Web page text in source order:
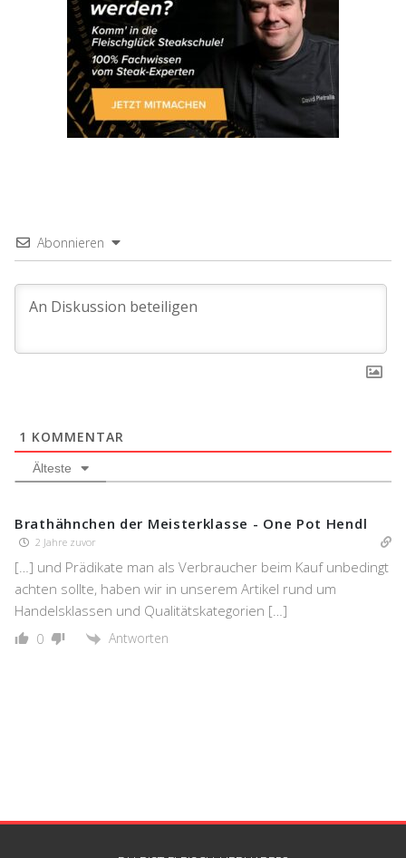
Abonnieren
1 KOMMENTAR
Älteste
Brathähnchen der Meisterklasse - One Pot Hendl
2 Jahre zuvor
[…] und Prädikate man als Verbraucher beim Kauf unbedingt
achten sollte, haben wir in unserem Artikel rund um
Handelsklassen und Qualitätskategorien […]
0 Antworten